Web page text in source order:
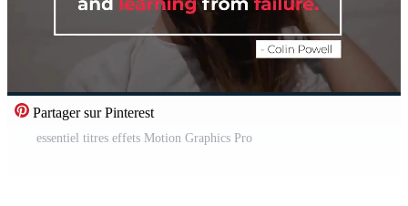
Partager sur Pinterest
essentiel titres effets Motion Graphics Pro